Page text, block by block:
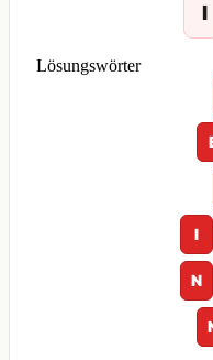
I
Lösungswörter
I
N